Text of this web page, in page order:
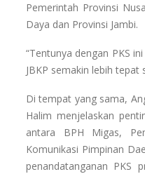
Pemerintah Provinsi
Daya dan Provinsi Jambi.
“Tentunya dengan PKS
JBKP semakin lebih tepat
Di tempat yang sama,
Halim menjelaskan
antara BPH Migas,
Komunikasi Pimpinan
penandatanganan PKS